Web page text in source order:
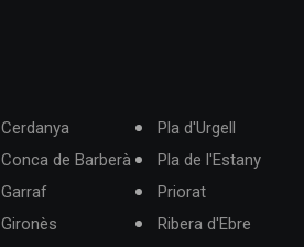
Cerdanya
Conca de Barberà
Garraf
Gironès
Pla d'Urgell
Pla de l'Estany
Priorat
Ribera d'Ebre